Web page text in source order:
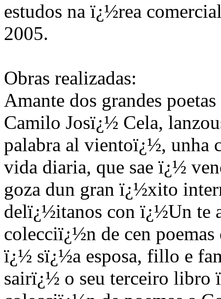
estudos na ï¿½rea
2005.
Obras realizadas:
Amante dos grandes
Camilo Josï¿½ Cela,
palabra al vientoï¿½, unha
vida diaria, que sae ï¿½
goza dun gran ï¿½xito
delï¿½itanos con ï¿½Un te
colecciï¿½n de cen
ï¿½ sï¿½a esposa, fillo e
sairï¿½ o seu terceiro libro